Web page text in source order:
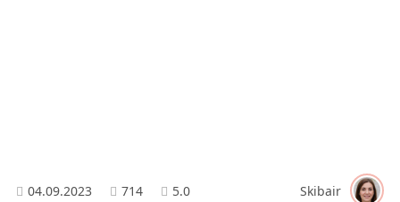
04.09.2023 714 5.0 Skibair